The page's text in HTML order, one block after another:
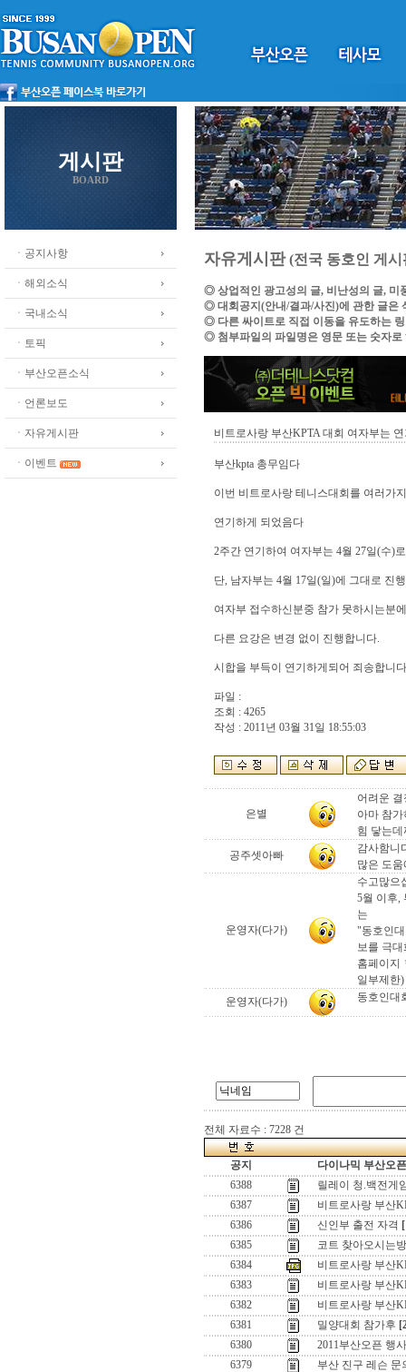
게시판
BOARD
ㆍ공지사항
ㆍ해외소식
ㆍ국내소식
ㆍ토픽
ㆍ부산오픈소식
ㆍ언론보도
ㆍ자유게시판
ㆍ이벤트
자유게시판(전국 동호인 게시
◎ 상업적인 광고성의 글, 비난성의 글, 미
◎ 대회공지(안내/결과/사진)에 관한 글은
◎ 다른 싸이트로 직접 이동을 유도하는
◎ 첨부파일의 파일명은 영문 또는 숫자로
비트로사랑 부산KPTA 대회 여자부는
부산kpta 총무임다
이번 비트로사랑 테니스대회를 여러가
연기하게 되었음다
2주간 연기하여 여자부는 4월 27일(수)
단, 남자부는 4월 17일(일)에 그대로 진
여자부 접수하신분중 참가 못하시는분
다른 요강은 변경 없이 진행합니다.
시합을 부득이 연기하게되어 죄송합니
파일 :
조회 : 4265
작성 : 2011년 03월 31일 18:55:03
은별
어려운
아마 참
힘 닿는
공주셋아빠
감사함니
많은 도
운영자(다가)
수고많으
5월 이후,
는
"동호인
보를 극
홈페이지
일부제한
운영자(다가)
동호인대
전체 자료수 : 7228 건
공지
다이나믹 부산오
6388
릴레이 청.백전게
6387
비트로사랑 부산
6386
신인부 출전 자격
6385
코트 찾아오시는
6384
비트로사랑 부산
6383
비트로사랑 부산
6382
비트로사랑 부산
6381
밀양대회 참가후
6380
2011부산오픈 행
6379
부산 진구 레슨 문